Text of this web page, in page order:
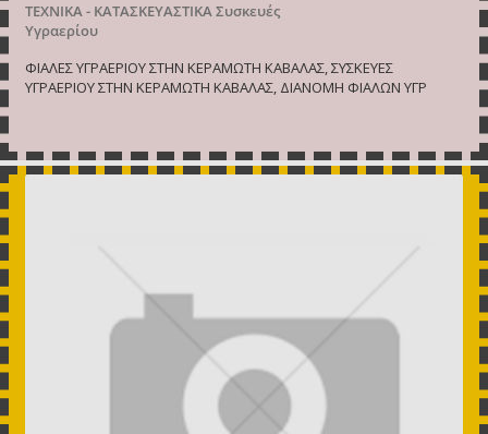
ΤΕΧΝΙΚΑ - ΚΑΤΑΣΚΕΥΑΣΤΙΚΑΣυσκευές
Υγραερίου
ΦΙΑΛΕΣ ΥΓΡΑΕΡΙΟΥ ΣΤΗΝ ΚΕΡΑΜΩΤΗ ΚΑΒΑΛΑΣ, ΣΥΣΚΕΥΕΣ
ΥΓΡΑΕΡΙΟΥ ΣΤΗΝ ΚΕΡΑΜΩΤΗ ΚΑΒΑΛΑΣ, ΔΙΑΝΟΜΗ ΦΙΑΛΩΝ ΥΓΡ